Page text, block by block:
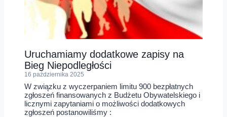
Uruchamiamy dodatkowe zapisy na
Bieg Niepodległości
16 października 2025
W związku z wyczerpaniem limitu 900 bezpłatnych
zgłoszeń finansowanych z Budżetu Obywatelskiego i
licznymi zapytaniami o możliwości dodatkowych
zgłoszeń postanowiliśmy :